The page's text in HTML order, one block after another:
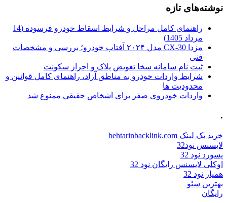
نوشته‌های تازه
راهنمای کامل مراحل و شرایط اسقاط خودرو فرسوده (14
مرداد 1405)
مزدا CX-30 مدل ۲۰۲۴ آفتاب خودرو؛ بررسی و مشخصات
فنی
ثبت نام سامانه سخا تعویض پلاک و احراز سکونت
شرایط واردات خودرو به مناطق آزاد، راهنمای کامل قوانین و
محدودیت ها
واردات خودروی صفر برای اشخاص حقیقی ممنوع شد
.
خرید بک لینک behtarinbacklink.com
لایسنس نود32
پسورد نود 32
اوکلی لایسنس رایگان نود 32
همیار نود 32
بهترین سئو
رایگان